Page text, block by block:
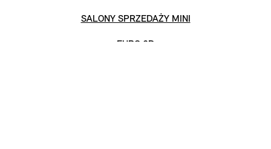
SALONY SPRZEDAŻY MINI
EURO 6D